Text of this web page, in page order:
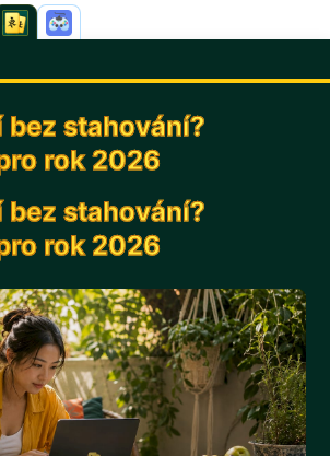
bez stahování?
rok 2026
bez stahování?
rok 2026